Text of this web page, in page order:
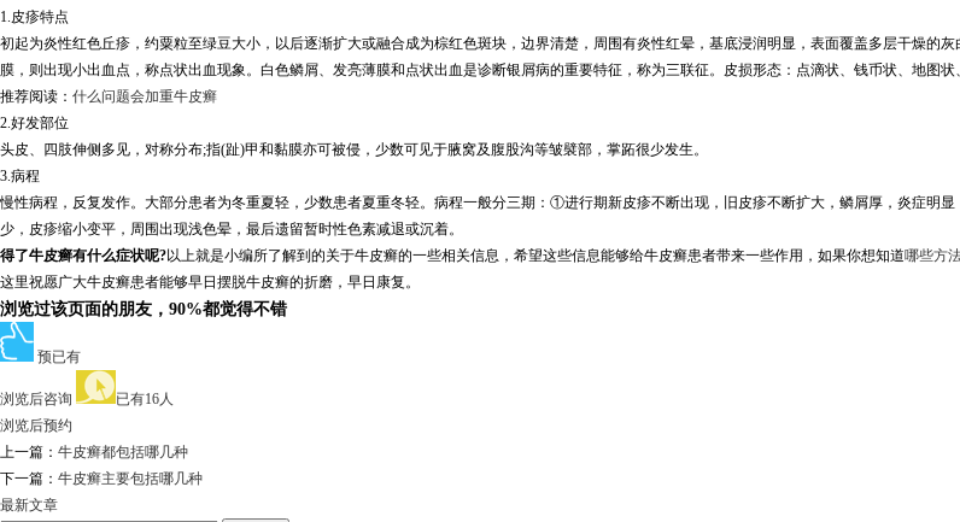
1.皮疹特点
初起为炎性红色丘疹，约粟粒至绿豆大小，以后逐渐扩大或融合成为棕红色斑块，边界清楚，周围有炎性红晕，基底浸润明显，表面覆盖多层干燥的
膜，则出现小出血点，称点状出血现象。白色鳞屑、发亮薄膜和点状出血是诊断银屑病的重要特征，称为三联征。皮损形态：点滴状、钱币状、地图
推荐阅读： 什么问题会加重牛皮癣
2.好发部位
头皮、四肢伸侧多见，对称分布;指(趾)甲和黏膜亦可被侵，少数可见于腋窝及腹股沟等皱襞部，掌跖很少发生。
3.病程
慢性病程，反复发作。大部分患者为冬重夏轻，少数患者夏重冬轻。病程一般分三期：①进行期新皮疹不断出现，旧皮疹不断扩大，鳞屑厚，炎症
少，皮疹缩小变平，周围出现浅色晕，最后遗留暂时性色素减退或沉着。
得了牛皮癣有什么症状呢?以上就是小编所了解到的关于牛皮癣的一些相关信息，希望这些信息能够给牛皮癣患者带来一些作用，如果你想知道哪些方
这里祝愿广大牛皮癣患者能够早日摆脱牛皮癣的折磨，早日康复。
浏览过该页面的朋友，90%都觉得不错
预已有
浏览后咨询
已有16人
浏览后预约
上一篇： 牛皮癣都包括哪几种
下一篇： 牛皮癣主要包括哪几种
最新文章